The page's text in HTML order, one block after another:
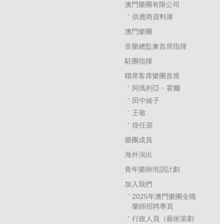
澳門樂團有限公司
供應商資料庫
澳門樂團
音樂總監兼首席指揮
駐團指揮
聯席客席樂團首席
阿瑪利亞・霍爾
田中綾子
王敬
徐任源
樂團成員
海外演出
青年樂師培訓計劃
加入我們
2025年澳門樂團全職
樂師招聘專頁
行政人員（藝術策劃